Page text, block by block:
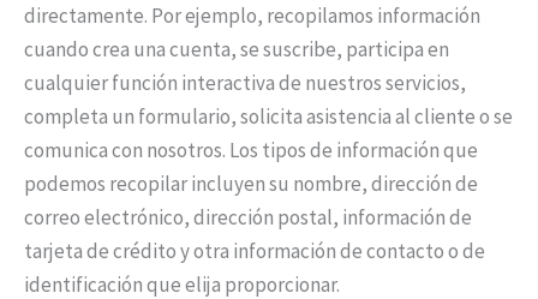
directamente. Por ejemplo, recopilamos información
cuando crea una cuenta, se suscribe, participa en
cualquier función interactiva de nuestros servicios,
completa un formulario, solicita asistencia al cliente o se
comunica con nosotros. Los tipos de información que
podemos recopilar incluyen su nombre, dirección de
correo electrónico, dirección postal, información de
tarjeta de crédito y otra información de contacto o de
identificación que elija proporcionar.